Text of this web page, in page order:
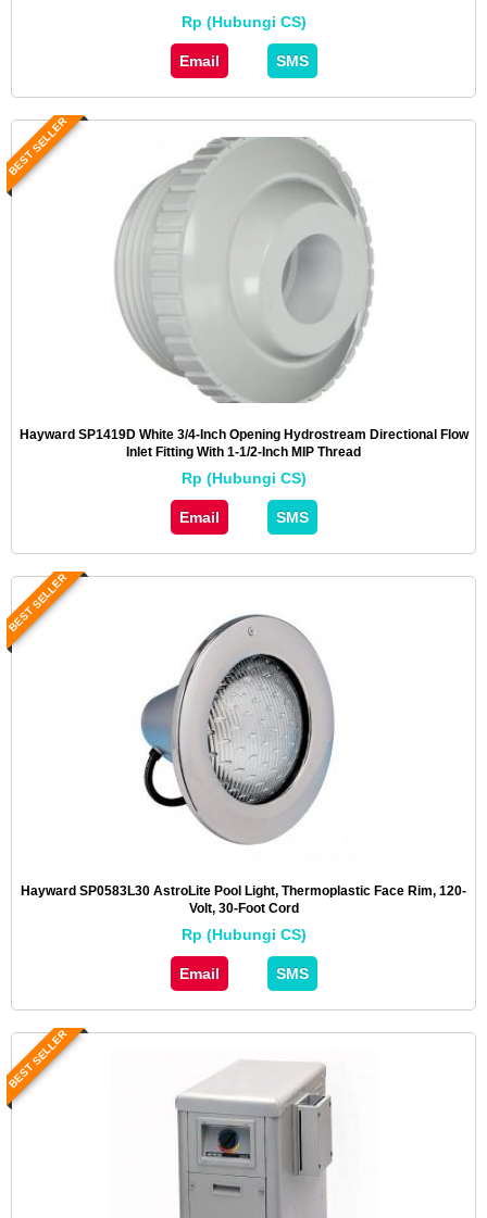
Rp (Hubungi CS)
Email SMS
BEST SELLER
Hayward SP1419D White 3/4-Inch Opening Hydrostream Directional Flow
Inlet Fitting With 1-1/2-Inch MIP Thread
Rp (Hubungi CS)
Email SMS
BEST SELLER
Hayward SP0583L30 AstroLite Pool Light, Thermoplastic Face Rim, 120-
Volt, 30-Foot Cord
Rp (Hubungi CS)
Email SMS
BEST SELLER